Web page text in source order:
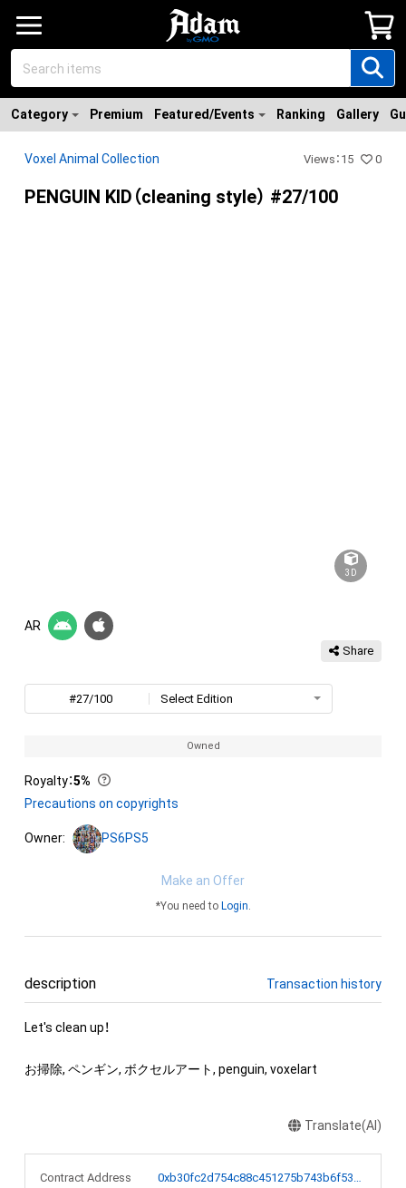
Category Premium Featured/Events Ranking Gallery
Voxel Animal Collection Views ： 15 0
PENGUIN KID（cleaning style） #27/100
3D
AR
Share
#27/100 Select Edition
Owned
Royalty：5%
Precautions on copyrights
Owner: PS6PS5
Make an Offer
*You need to Login.
description Transaction history
Let's clean up！
お掃除, ペンギン, ボクセルアート, penguin, voxelart
Translate(AI)
Contract Address
0xb30fc2d754c88c451275b743b6f530f19f643683